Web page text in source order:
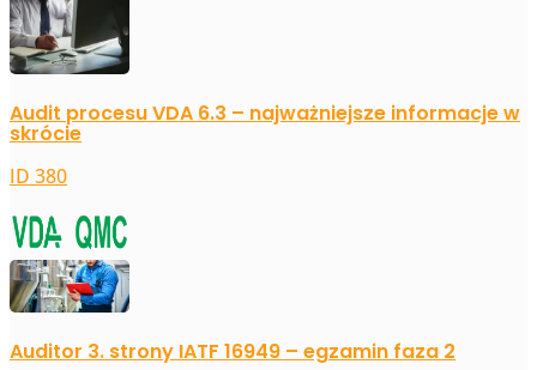
Audit procesu VDA 6.3 – najważniejsze informacje w
skrócie
ID 380
Auditor 3. strony IATF 16949 – egzamin faza 2